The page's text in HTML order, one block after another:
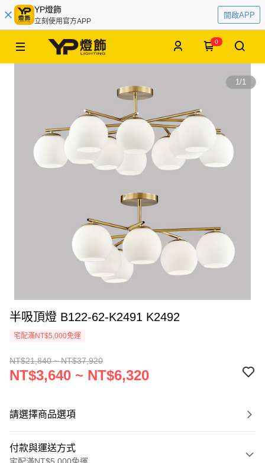
YP燈飾
立刻使用官方APP
開啟APP
0
1/1
半吸頂燈 B122-62-K2491 K2492
宅配滿NT$5,000免運
NT$21,840 ~ NT$37,920
NT$3,640 ~ NT$6,320
請選擇商品選項
付款與運送方式